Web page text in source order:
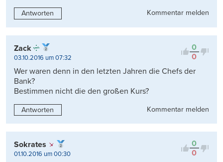
Antworten Kommentar melden
0
0
Zack
03.10.2016 um 07:32
Wer waren denn in den letzten Jahren die Chefs der
Bank?
Bestimmen nicht die den großen Kurs?
Antworten Kommentar melden
0
0
Sokrates
01.10.2016 um 00:30